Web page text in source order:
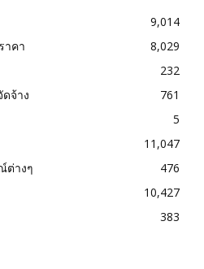
9,014
าคา
8,029
232
จ้าง
761
5
11,047
ต่างๆ
476
10,427
383